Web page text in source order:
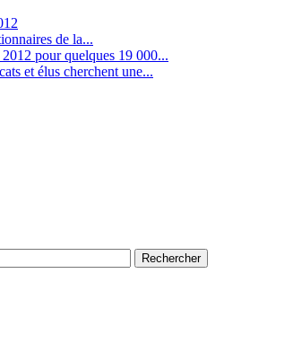
de la...
pour quelques 19 000...
et élus cherchent une...